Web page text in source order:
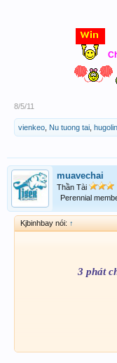
8/5/11
vienkeo Nu tuong tai
muavechai
Thần Tài
Perennial
Kjbinhbay nói: ↑
3 phát
ko ra là